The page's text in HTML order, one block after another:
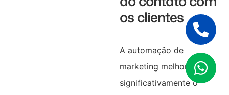
os clientes
A automação de
marketing melhora
significativamente o